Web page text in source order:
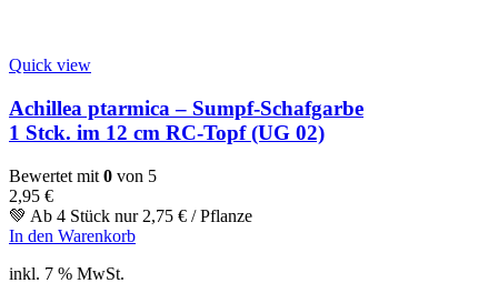
Quick view
Achillea ptarmica – Sumpf-Schafgarbe
1 Stck. im 12 cm RC-Topf (UG 02)
Bewertet mit 0 von 5
2,95 €
💚 Ab 4 Stück nur 2,75 € / Pflanze
In den Warenkorb
inkl. 7 % MwSt.